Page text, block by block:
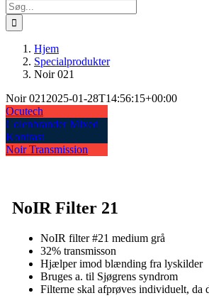
Søg
efter:
Hjem
Specialprodukter
Noir 021
Noir 021 2025-01-28T14:56:15+00:00
Ocutech
Colenbrander Mixed
Kontrast
Noir Transmission
NoIR Filter 21
NoIR filter #21 medium grå
32% transmisson
Hjælper imod blænding fra lyskilder
Bruges a. til Sjøgrens syndrom
Filterne skal afprøves individuelt, da